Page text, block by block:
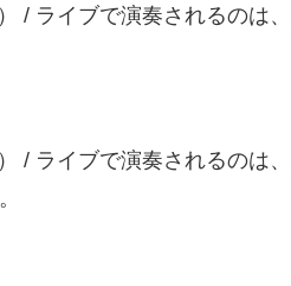
/ ライブで演奏されるのは、
/ ライブで演奏されるのは、